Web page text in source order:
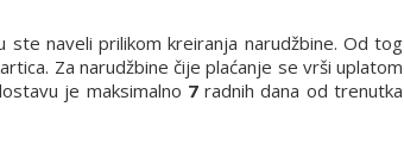
naveli prilikom kreiranja narudžbine. Od tog
Za narudžbine čije plaćanje se vrši uplatom
je maksimalno 7radnih dana od trenutka